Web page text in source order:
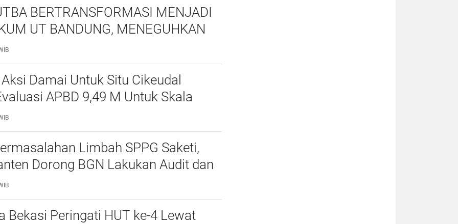
BERTRANSFORMASI MENJADI
UT BANDUNG, MENEGUHKAN
ORGANISASI MAHASISWA HUKUM
TERBUKA
Damai Untuk Situ Cikeudal
APBD 9,49 M Untuk Skala
Kebutuhan Dasar Masyarakat
nya Butuh Kawasa
Limbah SPPG Saketi,
Dorong BGN Lakukan Audit dan
Bekasi Peringati HUT ke-4 Lewat